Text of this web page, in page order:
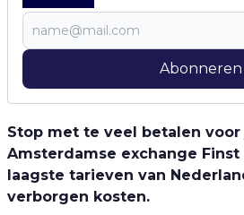
Abonneren
Stop met te veel betalen
Amsterdamse exchange
laagste tarieven van
verborgen kosten.